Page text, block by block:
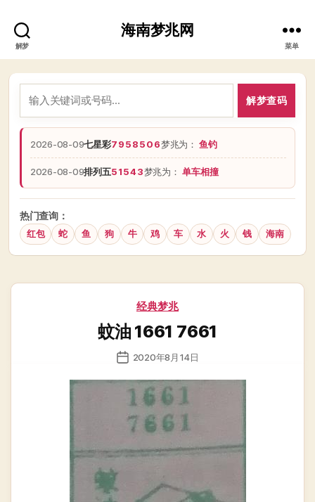
解梦
海南梦兆网
菜单
解梦查码
2026-08-09七星彩7958506梦兆为：鱼钓
2026-08-09排列五51543梦兆为：单车相撞
热门查询：
红包 蛇 鱼 狗 牛 鸡 车 水 火 钱 海南
分
经典梦兆
蚊油 1661 7661
发
日
2020年8月14日